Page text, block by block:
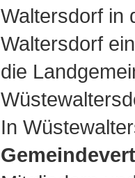
Waltersdorf in
Waltersdorf
die
In